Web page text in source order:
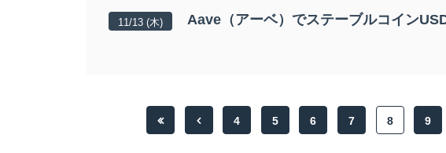
11/13 (木) Aave（アーベ）でステーブルコイン
4 5 6 7 8 9